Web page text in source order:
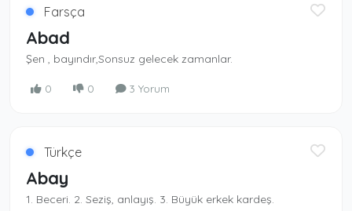
Farsça
Abad
Şen , bayındır,Sonsuz gelecek zamanlar.
0 0 3 Yorum
Türkçe
Abay
1. Beceri. 2. Seziş, anlayış. 3. Büyük erkek kardeş.